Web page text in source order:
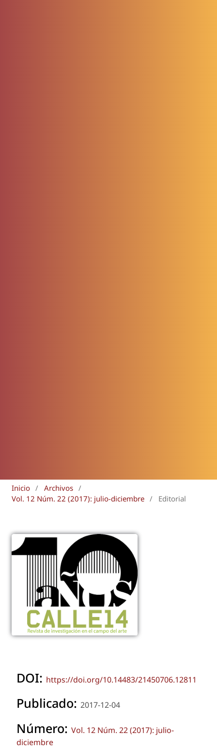
Inicio / Archivos /
Vol. 12 Núm. 22 (2017): julio-diciembre / Editorial
DOI: https://doi.org/10.14483/21450706.12811
Publicado: 2017-12-04
Número: Vol. 12 Núm. 22 (2017): julio-
diciembre